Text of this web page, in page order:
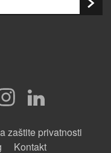
zaštite privatnosti
Kontakt